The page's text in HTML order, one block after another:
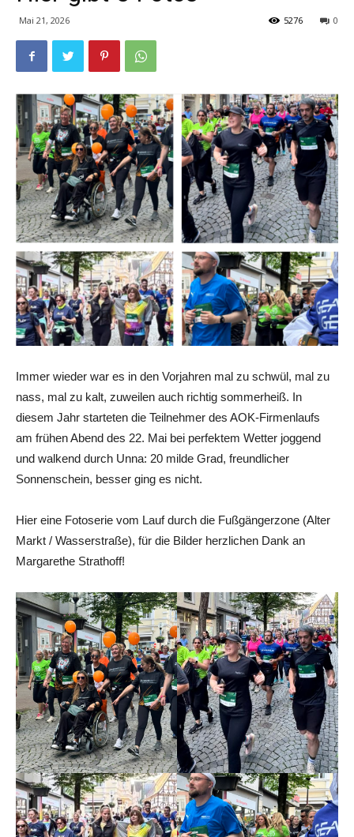
Mai 21, 2026 0
5276
Immer wieder war es in den Vorjahren mal zu schwül, mal zu
nass, mal zu kalt, zuweilen auch richtig sommerheiß. In
diesem Jahr starteten die Teilnehmer des AOK-Firmenlaufs
am frühen Abend des 22. Mai bei perfektem Wetter joggend
und walkend durch Unna: 20 milde Grad, freundlicher
Sonnenschein, besser ging es nicht.
Hier eine Fotoserie vom Lauf durch die Fußgängerzone (Alter
Markt / Wasserstraße), für die Bilder herzlichen Dank an
Margarethe Strathoff!